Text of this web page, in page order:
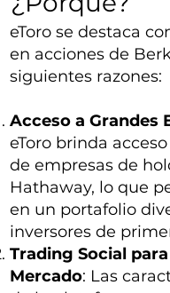
eToro se destaca
en acciones de
siguientes razones:
Acceso a Grandes
eToro brinda
de empresas de
Hathaway, lo que
en un portafolio
inversores de
Trading Social
Mercado: Las